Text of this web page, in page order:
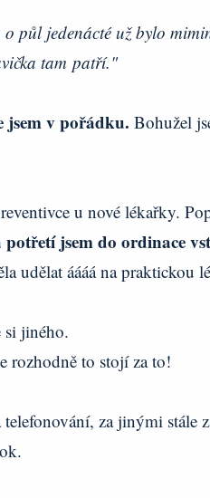
půl jedenácté už bylo
tam patří."
jsem v pořádku. Bohužel
u nové lékařky.
potřetí jsem do ordinace
udělat áááá na praktickou
si jiného.
rozhodně to stojí za to!
za jinými stále